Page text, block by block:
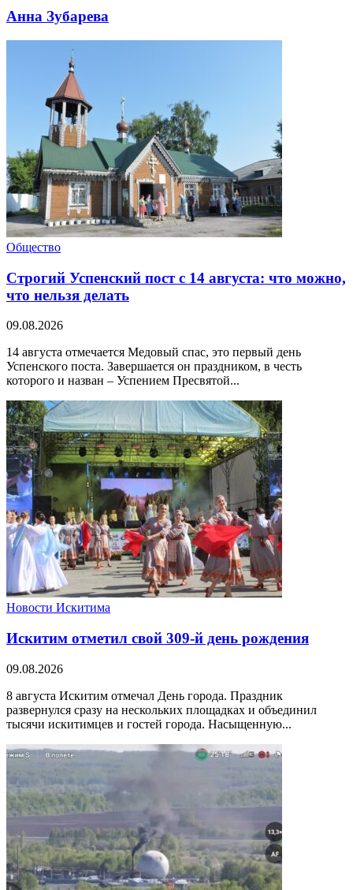
Анна Зубарева
Общество
Строгий Успенский пост с 14 августа: что можно,
что нельзя делать
09.08.2026
14 августа отмечается Медовый спас, это первый день
Успенского поста. Завершается он праздником, в честь
которого и назван – Успением Пресвятой...
Новости Искитима
Искитим отметил свой 309-й день рождения
09.08.2026
8 августа Искитим отмечал День города. Праздник
развернулся сразу на нескольких площадках и объединил
тысячи искитимцев и гостей города. Насыщенную...